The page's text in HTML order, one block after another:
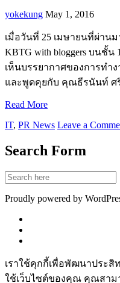
yokekung May 1, 2016
เมื่อวันที่ 25 เมษายนที่ผ่าน
KBTG with bloggers บนชั้น
เห็นบรรยากาศของการทำ
และพูดคุยกับ คุณธีรนันท์ ศ
Read More
IT, PR News Leave a
Search Form
Proudly powered by
เราใช้คุกกี้เพื่อพัฒนาประ
ใช้เว็บไซต์ของคุณ คุณสาม